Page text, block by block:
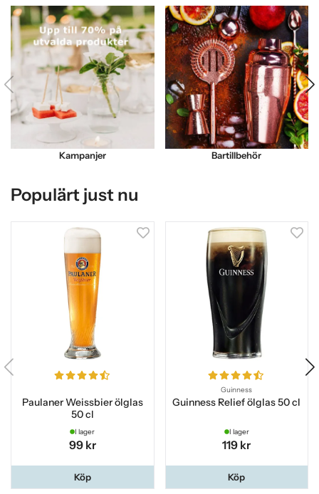
Kampanjer Bartillbehör
Populärt just nu
Paulaner Weissbier ölglas
50 cl
I lager
99 kr
Köp
Guinness
Guinness Relief ölglas 50 cl
I lager
119 kr
Köp